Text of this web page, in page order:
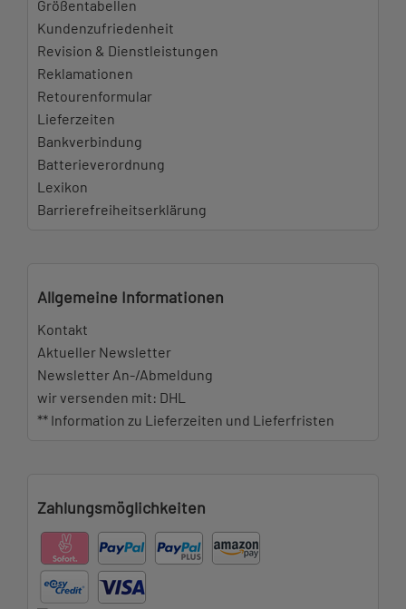
Größentabellen
Kundenzufriedenheit
Revision & Dienstleistungen
Reklamationen
Retourenformular
Lieferzeiten
Bankverbindung
Batterieverordnung
Lexikon
Barrierefreiheitserklärung
Allgemeine Informationen
Kontakt
Aktueller Newsletter
Newsletter An-/Abmeldung
wir versenden mit: DHL
** Information zu Lieferzeiten und Lieferfristen
Zahlungsmöglichkeiten